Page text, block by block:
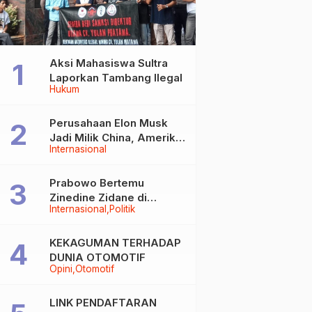
Hukum
Aksi Mahasiswa Sultra
Laporkan Tambang Ilegal
Internasional
Perusahaan Elon Musk
Jadi Milik China, Amerika
Ketar-ketir
Internasional Politik
Prabowo Bertemu
Zinedine Zidane di
Davos, Momen Hangat di
Opini Otomotif
KEKAGUMAN TERHADAP
DUNIA OTOMOTIF
LINK PENDAFTARAN